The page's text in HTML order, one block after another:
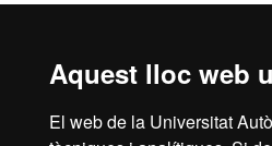
Aquest lloc web
El web de la Universitat